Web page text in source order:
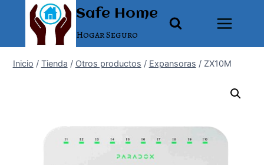
contenido
Safe Home
Hogar Seguro
Inicio / Tienda / Otros productos / Expansoras / ZX10M